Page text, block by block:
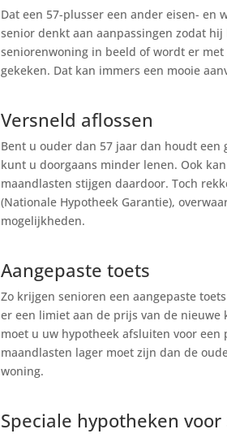
Dat een 57-plusser een ander eisen-
senior denkt aan aanpassingen zodat
seniorenwoning in beeld of wordt er
gekeken. Dat kan immers een mooie
Versneld aflossen
Bent u ouder dan 57 jaar dan houdt
kunt u doorgaans minder lenen. Ook
maandlasten stijgen daardoor. Toch
(Nationale Hypotheek Garantie),
mogelijkheden.
Aangepaste toets
Zo krijgen senioren een aangepaste
er een limiet aan de prijs van de nieuwe
moet u uw hypotheek afsluiten voor
maandlasten lager moet zijn dan de
woning.
Speciale hypotheken